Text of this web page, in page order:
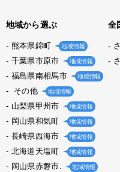
地域から選ぶ
熊本県錦町 地域情報
千葉県市原市 地域情報
福島県南相馬市 地域情報
その他 地域情報
山梨県甲州市 地域情報
岡山県和気町 地域情報
長崎県西海市 地域情報
北海道天塩町 地域情報
岡山県赤磐市. 地域情報
全